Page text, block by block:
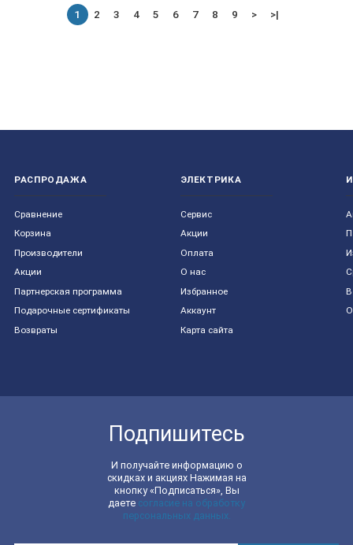
1 2 3 4 5 6 7 8 9 > >|
РАСПРОДАЖА
Сравнение
Корзина
Производители
Акции
Партнерская программа
Подарочные сертификаты
Возвраты
ЭЛЕКТРИКА
Сервис
Акции
Оплата
О нас
Избранное
Аккаунт
Карта сайта
Подпишитесь
И получайте информацию о
скидках и акциях Нажимая на
кнопку «Подписаться», Вы
даете согласие на обработку
персональных данных.